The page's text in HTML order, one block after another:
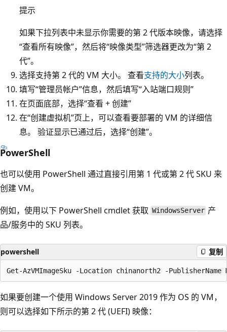
提示
如果下拉列表中未显示你需要的第 2 代版本映像，请选择
“查看所有映像”，然后将“映像类型”筛选器更改为“第 2
代”。
选择支持第 2 代的 VM 大小。 查看支持的大小列表。
填写“管理员帐户”信息，然后填写“入站端口规则”
在页面底部，选择“查看 + 创建”
在“创建虚拟机”页上，可以查看要部署的 VM 的详细信
息。 验证显示已通过后，选择“创建”。
PowerShell
也可以使用 PowerShell 通过直接引用第 1 代或第 2 代 SKU 来
创建 VM。
例如，使用以下 PowerShell cmdlet 获取 WindowsServer 产
品/服务中的 SKU 列表。
powershell 复制
如果要创建一个使用 Windows Server 2019 作为 OS 的 VM，
则可以选择如下所示的第 2 代 (UEFI) 映像：